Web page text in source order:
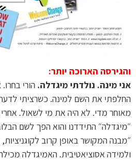
והגירסה הארוכה יותר:
אני מינה. נולדתי מיגדלה.
החלפתי את השם למינה. כשרציתי
מאוחר מדי. לא היה את מי לשאול.
״מיגדלה״ התידדנו והוא הפך לשם
״מבנה המקושר באופן קרוב
ולמידה אסוציאטיבית. האמיגדלה